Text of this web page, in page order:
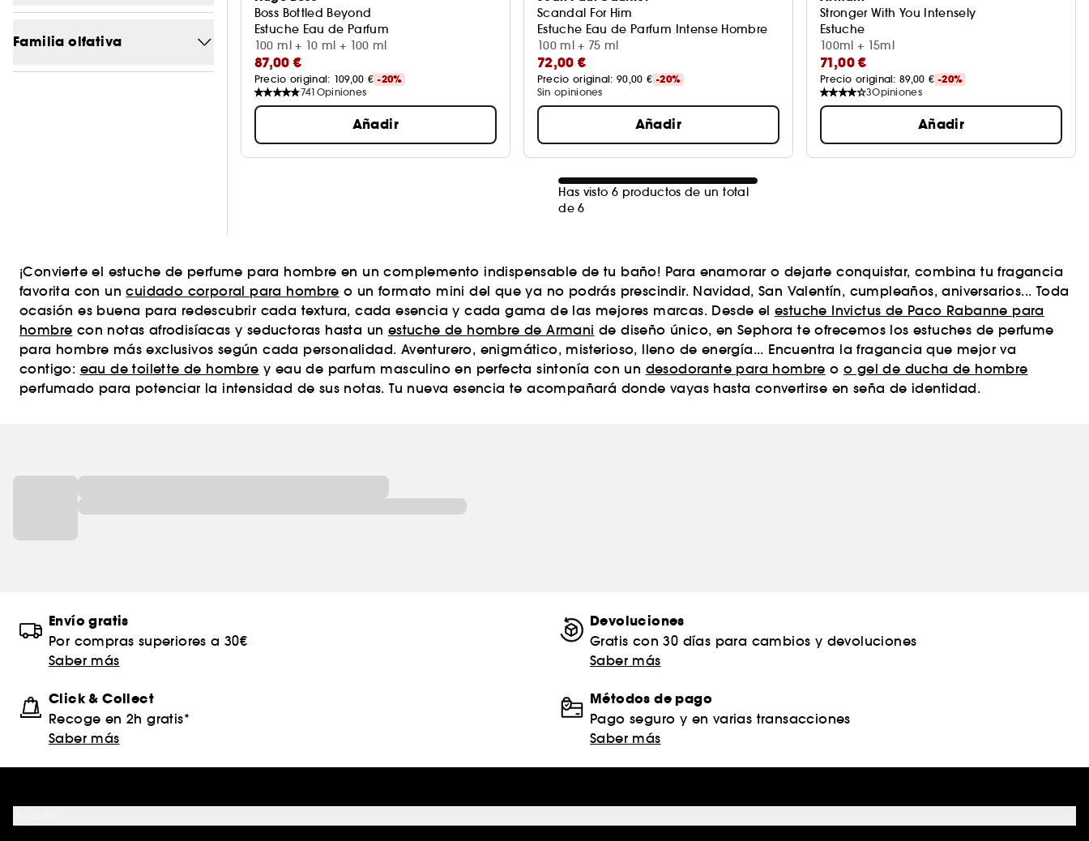
Standard 0
Ver más
Familia olfativa
Oriental
Vainilla 1
Boss Bottled Beyond
Estuche Eau de Parfum
100 ml + 10 ml + 100 ml
87,00 €
Precio original: 109,00 € -20%
741 Opiniones
Añadir
Scandal For Him
Estuche Eau de Parfum Intense Hombre
100 ml + 75 ml
72,00 €
Precio original: 90,00 € -20%
Sin opiniones
Añadir
Stronger With You Intensely
Estuche
100ml + 15ml
71,00 €
Precio original: 89,00 € -20%
3Opiniones
Añadir
Has visto 6 productos de un total
de 6
¡Convierte el estuche de perfume para hombre en un complemento indispensable de tu baño! Para enamorar o dejarte conquistar, combina tu fragancia
favorita con uncuidado corporal para hombre o un formato mini del que ya no podrás prescindir. Navidad, San Valentín, cumpleaños, aniversarios... Toda
ocasión es buena para redescubrir cada textura, cada esencia y cada gama de las mejores marcas. Desde elestuche Invictus de Paco Rabanne para
hombre con notas afrodisíacas y seductoras hasta un estuche de hombre de Armani de diseño único, en Sephora te ofrecemos los estuches de perfume
para hombre más exclusivos según cada personalidad. Aventurero, enigmático, misterioso, lleno de energía... Encuentra la fragancia que mejor va
contigo: eau de toilette de hombre y eau de parfum masculino en perfecta sintonía con un desodorante para hombre oo gel de ducha de hombre
perfumado para potenciar la intensidad de sus notas. Tu nueva esencia te acompañará donde vayas hasta convertirse en seña de identidad.
Envío gratis
Por compras superiores a 30€
Saber más
Devoluciones
Gratis con 30 días para cambios y devoluciones
Saber más
Click & Collect
Recoge en 2h gratis*
Saber más
Métodos de pago
Pago seguro y en varias transacciones
Saber más